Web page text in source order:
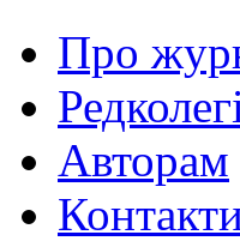
Про
Авторам